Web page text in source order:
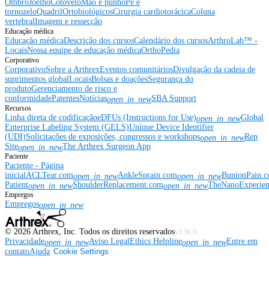
OmbroJoelhoCotoveloMão e punhoPé e
tornozeloQuadrilOrtobiológicosCirurgia cardiotorácicaColuna
vertebralImagem e ressecção
Educação médica
Educação médicaDescrição dos cursosCalendário dos cursosArthroLab™ -
LocaisNossa equipe de educação médicaOrthoPedia
Corporativo
CorporativoSobre a ArthrexEventos comunitáriosDivulgação da cadeia de
suprimentos globalLocaisBolsas e doaçõesSegurança do
produtoGerenciamento de risco e
conformidadePatentesNotíciasopen_in_newSBA Support
Recursos
Linha direta de codificaçãoeDFUs (Instructions for Use)open_in_newGlobal
Enterprise Labeling System (GELS)Unique Device Identifier
(UDI)Solicitações de exposições, congressos e workshopsopen_in_newRep
Siteopen_in_newThe Arthrex Surgeon App
Paciente
Paciente - Página
inicialACLTear.comopen_in_newAnkleSprain.comopen_in_new
Patientopen_in_newShoulderReplacement.comopen_in_new
Empregos
Empregosopen_in_new
© 2026 Arthrex, Inc. Todos os direitos reservadosv3.56.0
Privacidadeopen_in_newAviso LegalEthics Helplineopen_in_newEntre em
contatoAjuda Cookie Settings